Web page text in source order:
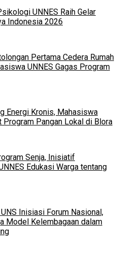
UNNES Raih Gelar
Indonesia 2026
Pertama Cedera Rumah
UNNES Gagas Program
Energi Kronis, Mahasiswa
Program Pangan Lokal di Blora
Senja, Inisiatif
Edukasi Warga tentang
Inisiasi Forum Nasional,
Model Kelembagaan dalam